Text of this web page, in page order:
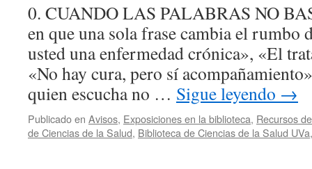
0. CUANDO LAS PALABRAS NO
en que una sola frase cambia el rumbo
usted una enfermedad crónica», «El
«No hay cura, pero sí
quien escucha no … Sigue leyendo →
Publicado en Avisos, Exposiciones en la biblioteca, Recursos
de Ciencias de la Salud, Biblioteca de Ciencias de la Salud UVa